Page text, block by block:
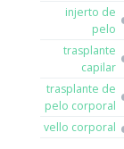
injerto de
pelo
trasplante
capilar
trasplante de
pelo corporal
vello corporal